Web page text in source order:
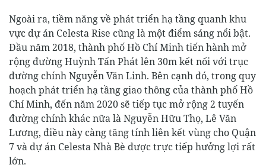
Ngoài ra, tiềm năng về phát triển hạ tầng quanh khu
vực dự án Celesta Rise cũng là một điểm sáng nổi bật.
Đầu năm 2018, thành phố Hồ Chí Minh tiến hành mở
rộng đường Huỳnh Tấn Phát lên 30m kết nối với trục
đường chính Nguyễn Văn Linh. Bên cạnh đó, trong quy
hoạch phát triển hạ tầng giao thông của thành phố Hồ
Chí Minh, đến năm 2020 sẽ tiếp tục mở rộng 2 tuyến
đường chính khác nữa là Nguyễn Hữu Thọ, Lê Văn
Lương, điều này càng tăng tính liên kết vùng cho Quận
7 và dự án Celesta Nhà Bè được trực tiếp hưởng lợi rất
lớn.